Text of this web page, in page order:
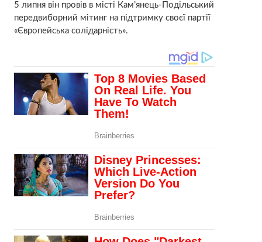
5 липня він провів в місті Кам’янець-Подільський
передвиборний мітинг на підтримку своєї партії
«Європейська солідарність».